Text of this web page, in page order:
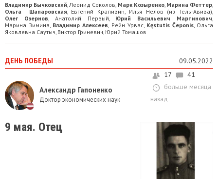
Владимир Бычковский Леонид Соколов Марк Козыренко, Марина Феттер
Ольга Шапаровская Евгений Крапивин Илья Нелов (из Тель-Авива)
Олег Озернов Анатолий Первый Юрий Васильевич Мартинович
Марина Зимина Владимир Алексеев Рейн Урвас, Kęstutis Čeponis, Ольга
Яковлевна Саутыч Виктор Гриневич Юрий Томашов
ДЕНЬ ПОБЕДЫ 09.05.2022
Александр Гапоненко
Доктор экономических наук
17
41
больше месяца
назад
9 мая. Отец